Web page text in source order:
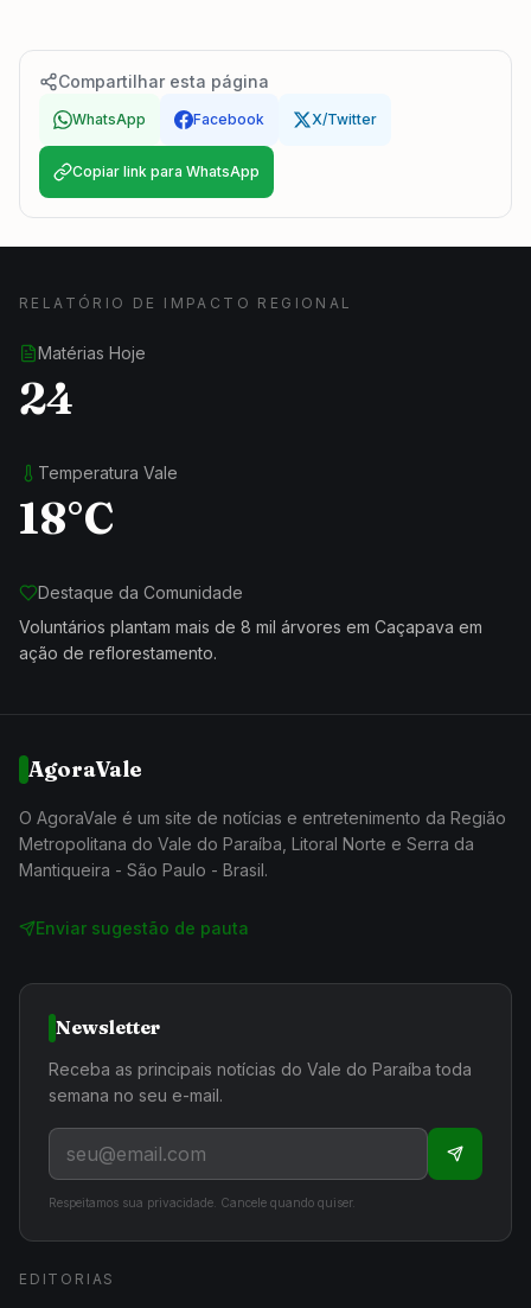
Compartilhar esta página
WhatsApp Facebook X/Twitter
Copiar link para WhatsApp
RELATÓRIO DE IMPACTO REGIONAL
Matérias Hoje
24
Temperatura Vale
18°C
Destaque da Comunidade
Voluntários plantam mais de 8 mil árvores em Caçapava em
ação de reflorestamento.
AgoraVale
O AgoraVale é um site de notícias e entretenimento da Região
Metropolitana do Vale do Paraíba, Litoral Norte e Serra da
Mantiqueira - São Paulo - Brasil.
Enviar sugestão de pauta
Newsletter
Receba as principais notícias do Vale do Paraíba toda
semana no seu e-mail.
Respeitamos sua privacidade. Cancele quando quiser.
EDITORIAS